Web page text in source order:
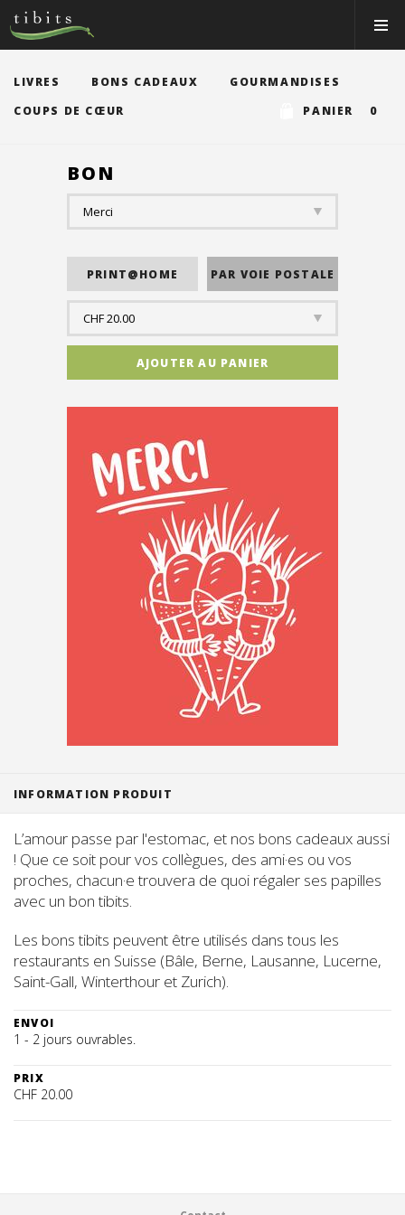
Tibits:
Home
Main
HORAIRES
À PROPOS
VOS ÉVÉNEMENTS
Bons & boutique
LIVRES BONS CADEAUX
GOURMANDISES
COUPS DE CŒUR
PANIER 0
BON
INFORMATION PRODUIT
L’amour passe par l'estomac, et nos bons cadeaux aussi
! Que ce soit pour vos collègues, des ami·es ou vos
proches, chacun·e trouvera de quoi régaler ses papilles
avec un bon tibits.
Les bons tibits peuvent être utilisés dans tous les
restaurants en Suisse (Bâle, Berne, Lausanne, Lucerne,
Saint-Gall, Winterthour et Zurich).
ENVOI
1 - 2 jours ouvrables.
PRIX
CHF 20.00